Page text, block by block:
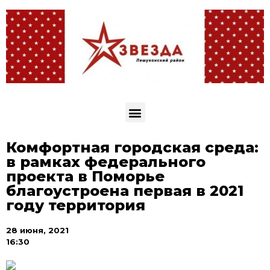
Комфортная городская среда:
в рамках федерального
проекта в Поморье
благоустроена первая в 2021
году территория
28 июня, 2021
16:30